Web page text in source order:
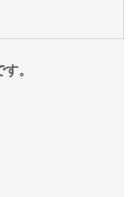
。